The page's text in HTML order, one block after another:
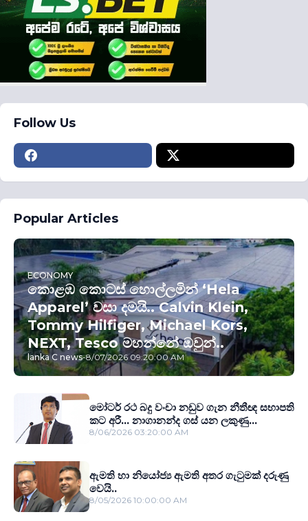
Follow Us
Popular Articles
ECONOMY
කොළඹ කොටස් හොල්ලමින් ‘Hela
Apparel’ වසා දමයි.. Calvin Klein,
Tommy Hilfiger, Michael Kors,
NEXT, Tesco මහන්නේ ඔවුන්..
lanka C news-8/07/2026 09:20:00 AM
මෝටර් රථ බදු වංචා නඩුව ගැන නීතීඥ සභාපති
කට අරී... නාගානන්ද ගස් යන ලකුණු...
8/06/2026 03:20:00 AM
ඇමති හා නියෝජ්‍ය ඇමති අතර ගැටුමක් දරුණු
වෙයි..
8/05/2026 10:00:00 AM